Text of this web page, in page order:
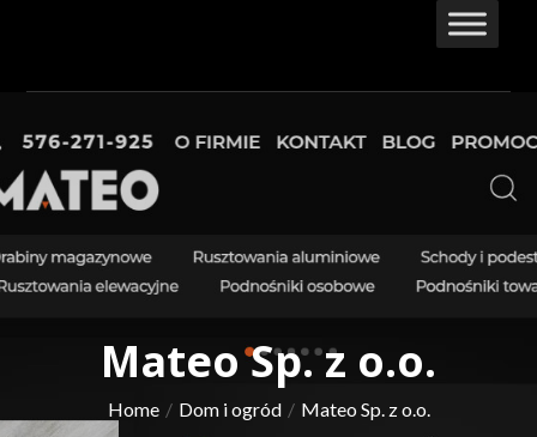
Mateo Sp. z o.o.
Home Dom i ogród Mateo Sp. z o.o.